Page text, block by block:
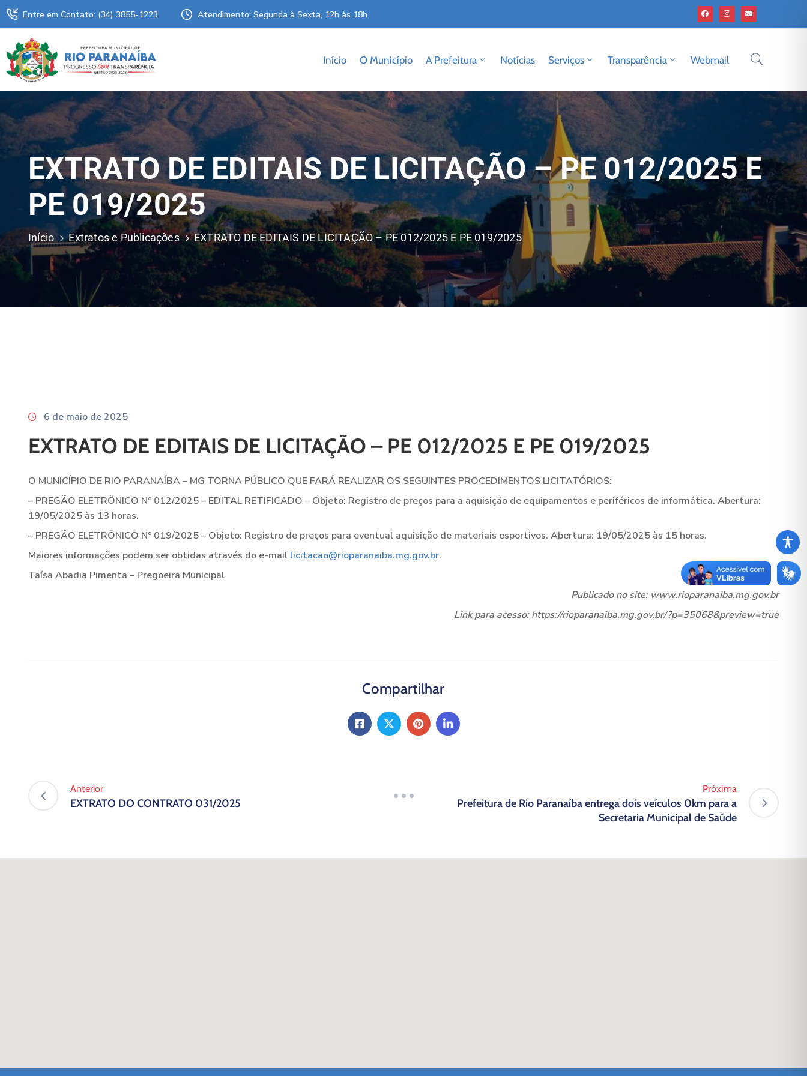
Entre em Contato: (34) 3855-1223 Atendimento: Segunda à Sexta, 12h às 18h
Início O Município A Prefeitura Notícias Serviços Transparência Webmail
EXTRATO DE EDITAIS DE LICITAÇÃO – PE 012/2025 E
PE 019/2025
Início Extratos e Publicações EXTRATO DE EDITAIS DE LICITAÇÃO – PE 012/2025 E PE 019/2025
6 de maio de 2025
EXTRATO DE EDITAIS DE LICITAÇÃO – PE 012/2025 E PE 019/2025
O MUNICÍPIO DE RIO PARANAÍBA – MG TORNA PÚBLICO QUE FARÁ REALIZAR OS SEGUINTES PROCEDIMENTOS LICITATÓRIOS:
– PREGÃO ELETRÔNICO Nº 012/2025 – EDITAL RETIFICADO – Objeto: Registro de preços para a aquisição de equipamentos e periféricos de informática. Abertura:
19/05/2025 às 13 horas.
– PREGÃO ELETRÔNICO Nº 019/2025 – Objeto: Registro de preços para eventual aquisição de materiais esportivos. Abertura: 19/05/2025 às 15 horas.
Maiores informações podem ser obtidas através do e-mail licitacao@rioparanaiba.mg.gov.br.
Taísa Abadia Pimenta – Pregoeira Municipal
Publicado no site: www.rioparanaiba.mg.gov.br
Link para acesso: https://rioparanaiba.mg.gov.br/?p=35068&preview=true
Compartilhar
Anterior
EXTRATO DO CONTRATO 031/2025
Próxima
Prefeitura de Rio Paranaíba entrega dois veículos 0km para a
Secretaria Municipal de Saúde